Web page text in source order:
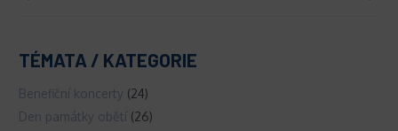
TÉMATA / KATEGORIE
Benefiční koncerty (24)
Den památky obětí (26)